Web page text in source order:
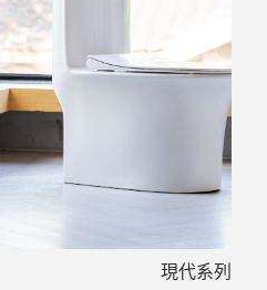
現代系列